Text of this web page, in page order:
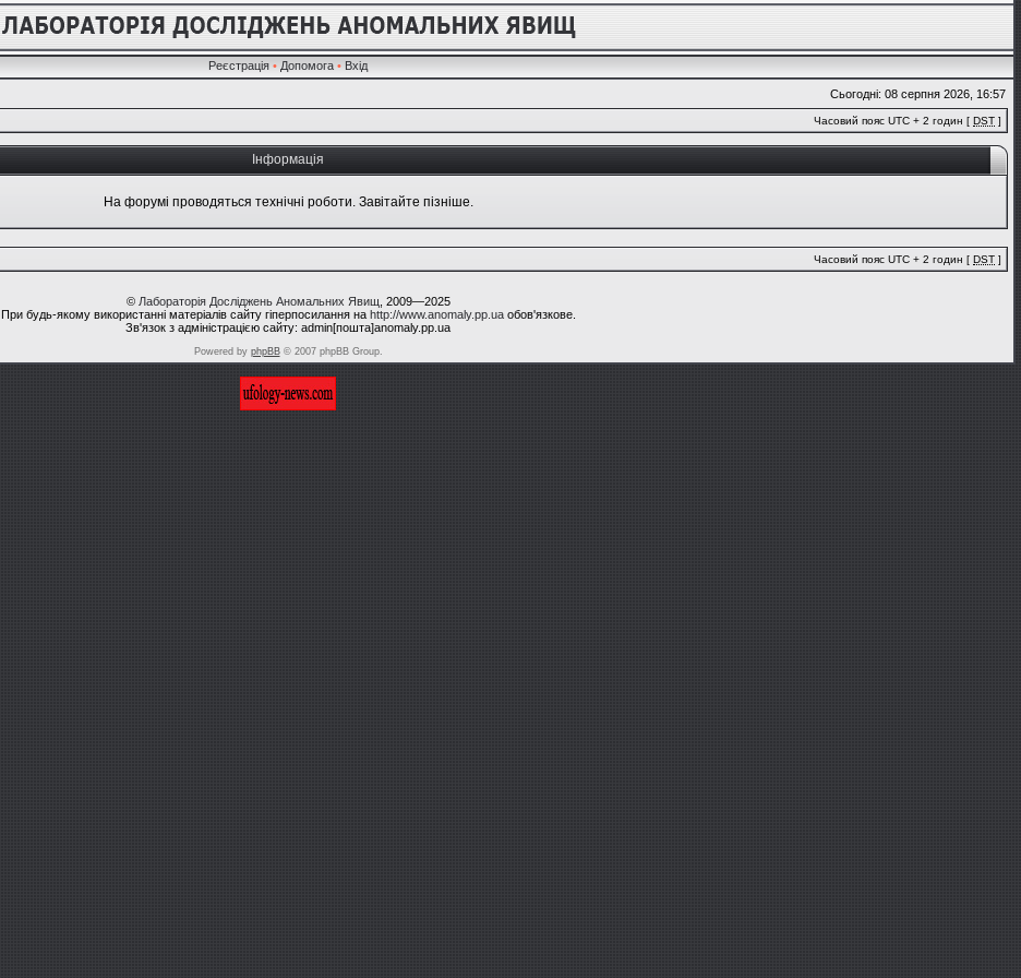
Реєстрація • Допомога • Вхід
Сьогодні: 08 серпня 2026, 16:57
Часовий пояс UTC + 2 годин [ DST ]
Інформація
На форумі проводяться технічні роботи. Завітайте пізніше.
Часовий пояс UTC + 2 годин [ DST ]
© Лабораторія Досліджень Аномальних Явищ , 2009—2025
При будь-якому використанні матеріалів сайту гіперпосилання на http://www.anomaly.pp.uaобов'язкове.
Зв'язок з адміністрацією сайту: admin[пошта]anomaly.pp.ua
Powered by phpBB© 2007 phpBB Group.